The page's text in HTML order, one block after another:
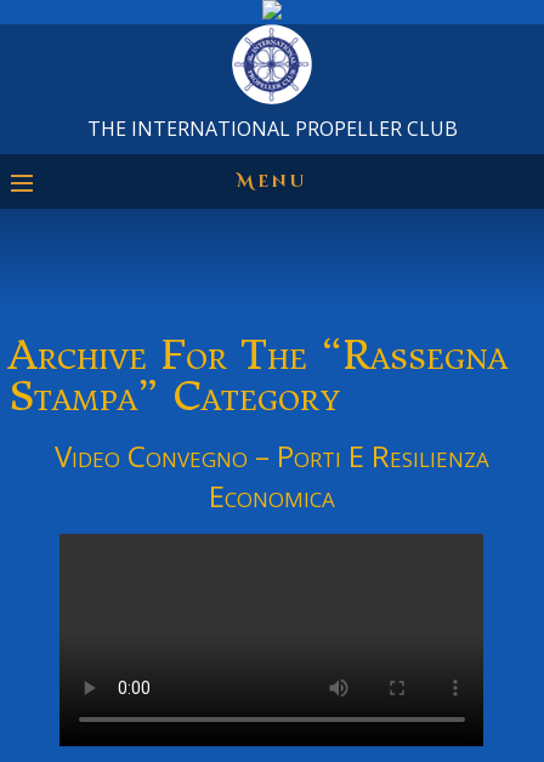
THE INTERNATIONAL PROPELLER CLUB
Menu
Archive For The “Rassegna
Stampa” Category
Video Convegno – Porti E Resilienza
Economica